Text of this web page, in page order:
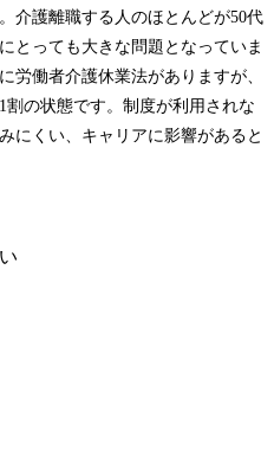
介護離職する人のほとんどが50代
とっても大きな問題となっていま
労働者介護休業法がありますが、
割の状態です。制度が利用されな
にくい、キャリアに影響があると